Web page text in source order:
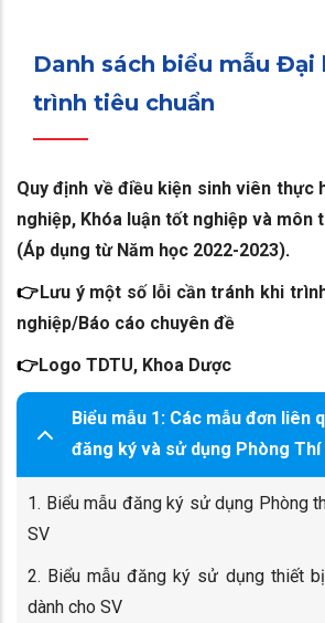
Danh sách biểu mẫu Đại
trình tiêu chuẩn
Quy định về điều kiện sinh viên thực
nghiệp, Khóa luận tốt nghiệp và môn
(Áp dụng từ Năm học 2022-2023).
👉Lưu ý một số lỗi cần tránh khi
nghiệp/Báo cáo chuyên đề
👉Logo TDTU, Khoa Dược
Biểu mẫu 1: Các mẫu đơn liên
đăng ký và sử dụng Phòng Thí
1. Biểu mẫu đăng ký sử dụng Phòng
SV
2. Biểu mẫu đăng ký sử dụng thiết
dành cho SV